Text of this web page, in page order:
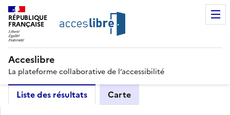
RÉPUBLIQUE
FRANÇAISE
Acceslibre
La plateforme collaborative de l’accessibilité
Liste des résultats Carte